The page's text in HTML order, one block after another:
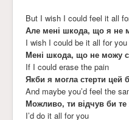
But I wish I could feel it all
Але мені шкода, що я не
I wish I could be it all for you
Мені шкода, що не можу
If I could erase the pain
Якби я могла стерти цей
And maybe you’d feel the
Можливо, ти відчув би
I’d do it all for you